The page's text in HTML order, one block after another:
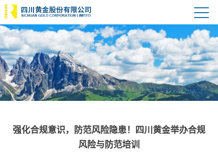
强化合规意识，防范风险隐患！四川黄金举办合规
风险与防范培训